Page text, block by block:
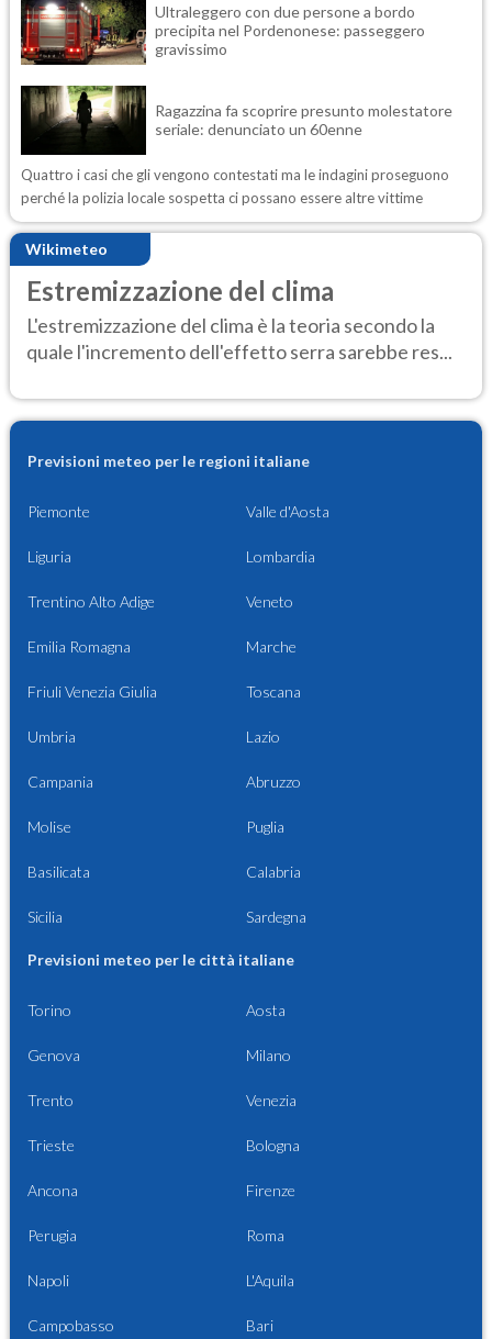
Ultraleggero con due persone a bordo
precipita nel Pordenonese: passeggero
gravissimo
Ragazzina fa scoprire presunto molestatore
seriale: denunciato un 60enne
Quattro i casi che gli vengono contestati ma le indagini proseguono
perché la polizia locale sospetta ci possano essere altre vittime
Wikimeteo
Estremizzazione del clima
L'estremizzazione del clima è la teoria secondo la
quale l'incremento dell'effetto serra sarebbe res...
Previsioni meteo per le regioni italiane
Piemonte Valle d'Aosta
Liguria Lombardia
Trentino Alto Adige Veneto
Emilia Romagna Marche
Friuli Venezia Giulia Toscana
Umbria Lazio
Campania Abruzzo
Molise Puglia
Basilicata Calabria
Sicilia Sardegna
Previsioni meteo per le città italiane
Torino Aosta
Genova Milano
Trento Venezia
Trieste Bologna
Ancona Firenze
Perugia Roma
Napoli L'Aquila
Campobasso Bari